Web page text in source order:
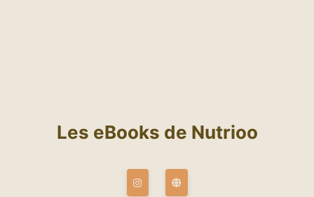
Les eBooks de Nutrioo